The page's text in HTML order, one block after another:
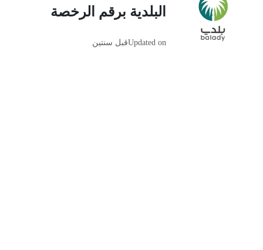
البلدية برقم الرخصة
Updated onقبل سنتين